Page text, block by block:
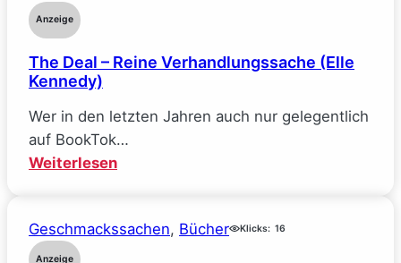
Anzeige
The Deal – Reine Verhandlungssache (Elle
Kennedy)
Wer in den letzten Jahren auch nur gelegentlich
auf BookTok…
Weiterlesen:
–
Geschmackssachen, Bücher Klicks: 16
Anzeige